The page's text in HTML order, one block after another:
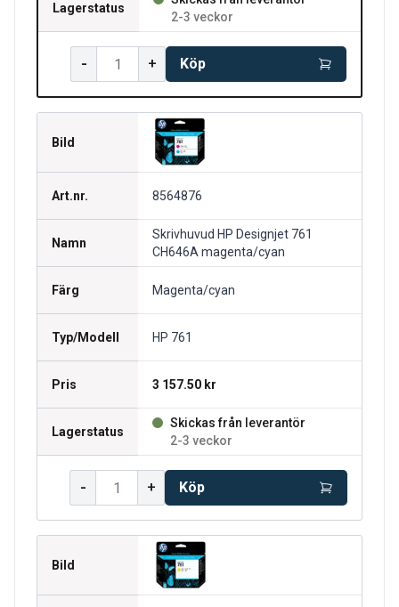
Lagerstatus
2-3 veckor
- + Köp
Bild
Art.nr. 8564876
Namn
Skrivhuvud HP Designjet 761
CH646A magenta/cyan
Färg Magenta/cyan
Typ/Modell HP 761
Pris 3 157.50 kr
Lagerstatus
Skickas från leverantör
2-3 veckor
- + Köp
Bild